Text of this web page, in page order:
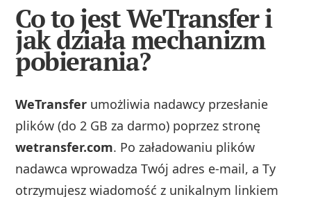
Co to jest WeTransfer i
jak działa mechanizm
pobierania?
WeTransfer umożliwia nadawcy przesłanie
plików (do 2 GB za darmo) poprzez stronę
wetransfer.com. Po załadowaniu plików
nadawca wprowadza Twój adres e-mail, a Ty
otrzymujesz wiadomość z unikalnym linkiem